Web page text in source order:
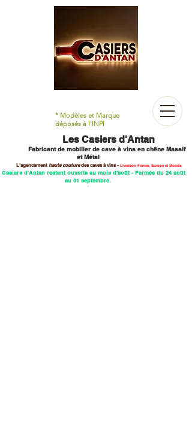
Les Casiers d'Antan
Fabricant de mobilierde cave à vins en chêne Massif
et Métal
L'agencement haute couturedes cavesà vins - Livraison France, Europe et Monde
Casiers d'Antan restent ouverts au mois d'août - Fermés du 24 août
au 01 septembre.
* Modèles et Marque
déposés à l'INPI